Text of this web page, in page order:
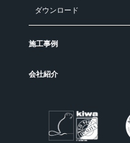
ダウンロード
施工事例
会社紹介